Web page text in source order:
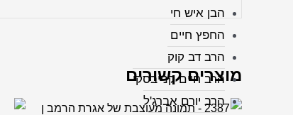
הבן איש חי
החפץ חיים
הרב דב קוק
הרב חיים קנייבסקי
הרב יורם אברג'ל
מוצרים קשורים